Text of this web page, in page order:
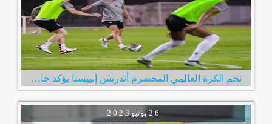
نجم الكرة العالمي المخضرم أندريس إنييستا يؤكد جاهزيته لخوض أولى مبارياته مع نادي الإمارات
2 0 2 3 يونيو2 6